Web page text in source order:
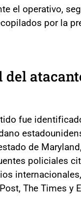
el operativo,
por la
fue
de
policiales
The Times y